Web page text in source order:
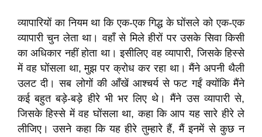
व्यापारियों का नियम था कि एक-एक गिद्ध के घोंसले को एक-एक
व्यापारी चुन लेता था। वहाँ से मिले हीरों पर उसके सिवा किसी
का अधिकार नहीं होता था। इसीलिए वह व्यापारी, जिसके हिस्से
में वह घोंसला था, मुझ पर क्रोध कर रहा था। मैंने अपनी थैली
उलट दी। सब लोगों की आँखें आश्चर्य से फट गईं क्योंकि मैंने
कई बहुत बड़े-बड़े हीरे भी भर लिए थे। मैंने उस व्यापारी से,
जिसके हिस्से में वह घोंसला था, कहा कि आप यह सारे हीरे ले
लीजिए। उसने कहा कि यह हीरे तुम्हारे हैं, मैं इनमें से कुछ न